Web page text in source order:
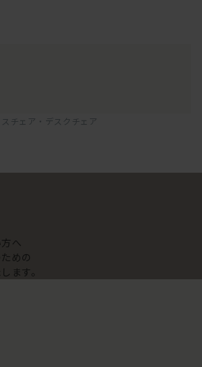
スチェア・デスクチェア
へ
めの
ます。